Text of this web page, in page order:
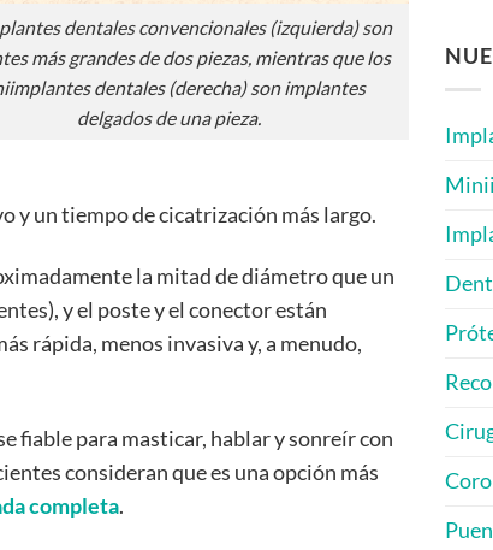
dentales convencionales (izquierda) son
más grandes de dos piezas, mientras que los
dentales (derecha) son implantes
delgados de una pieza.
y un tiempo de cicatrización más largo.
la mitad de diámetro que un
y el poste y el conector están
rápida, menos invasiva y, a menudo,
fiable para masticar, hablar y sonreír con
consideran que es una opción más
completa.